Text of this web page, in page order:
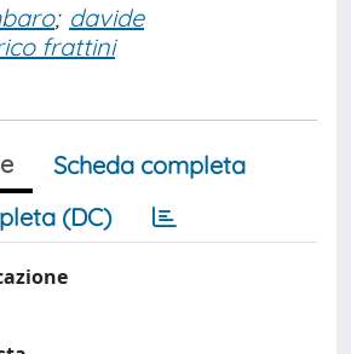
; davide
frattini
Scheda completa
(DC)